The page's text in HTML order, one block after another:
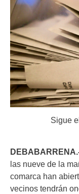
Sigue
las nueve de la
comarca han
vecinos tendrán